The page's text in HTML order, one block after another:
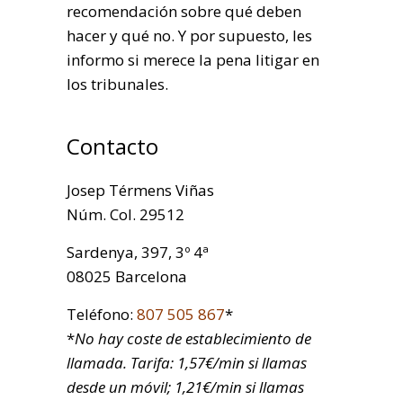
recomendación sobre qué deben
hacer y qué no. Y por supuesto, les
informo si merece la pena litigar en
los tribunales.
Contacto
Josep Térmens Viñas
Núm. Col. 29512
Sardenya, 397, 3º 4ª
08025 Barcelona
Teléfono: 807 505 867*
*No hay coste de establecimiento de
llamada. Tarifa: 1,57€/min si llamas
desde un móvil; 1,21€/min si llamas